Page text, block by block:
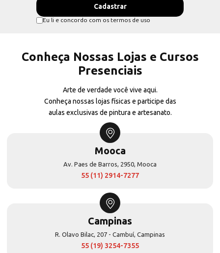
Eu li e concordo com os termos de uso
Conheça Nossas Lojas e Cursos
Presenciais
Arte de verdade você vive aqui.
Conheça nossas lojas físicas e participe das
aulas exclusivas de pintura e artesanato.
Mooca
Av. Paes de Barros, 2950, Mooca
55 (11) 2914-7277
Campinas
R. Olavo Bilac, 207 - Cambuí, Campinas
55 (19) 3254-7355